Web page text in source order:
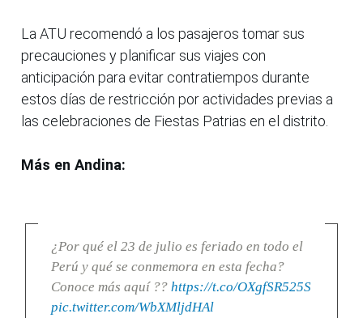
La ATU recomendó a los pasajeros tomar sus
precauciones y planificar sus viajes con
anticipación para evitar contratiempos durante
estos días de restricción por actividades previas a
las celebraciones de Fiestas Patrias en el distrito.
Más en Andina:
¿Por qué el 23 de julio es feriado en todo el
Perú y qué se conmemora en esta fecha?
Conoce más aquí ?? https://t.co/OXgfSR525S
pic.twitter.com/WbXMljdHAl